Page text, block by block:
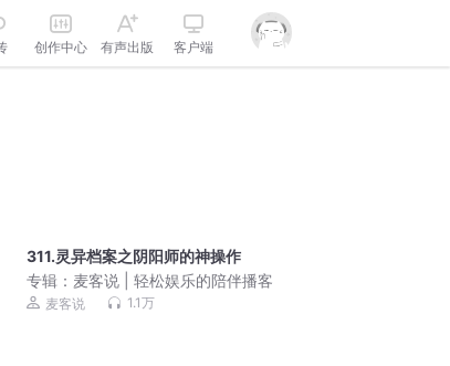
创作中心 有声出版 客户端
311.灵异档案之阴阳师的神操作
专辑： 麦客说 | 轻松娱乐的陪伴播客
麦客说 1.1万